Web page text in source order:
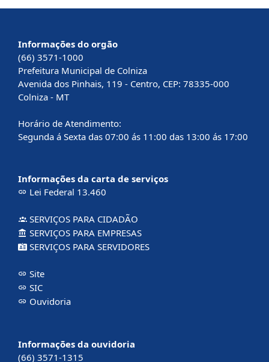
Informações do orgão
(66) 3571-1000
Prefeitura Municipal de Colniza
Avenida dos Pinhais, 119 - Centro, CEP: 78335-000
Colniza - MT
Horário de Atendimento:
Segunda á Sexta das 07:00 ás 11:00 das 13:00 ás 17:00
Informações da carta de serviços
Lei Federal 13.460
SERVIÇOS PARA CIDADÃO
SERVIÇOS PARA EMPRESAS
SERVIÇOS PARA SERVIDORES
Site
SIC
Ouvidoria
Informações da ouvidoria
(66) 3571-1315